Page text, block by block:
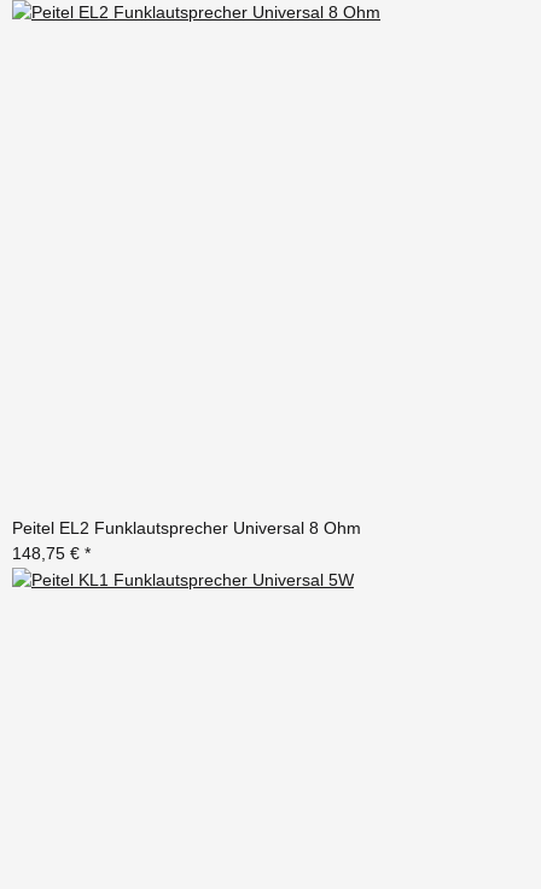
Peitel EL2 Funklautsprecher Universal 8 Ohm
148,75 € *